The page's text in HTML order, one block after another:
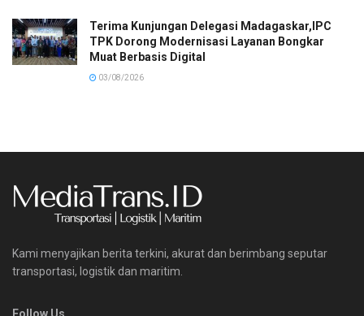
Terima Kunjungan Delegasi Madagaskar,IPC
TPK Dorong Modernisasi Layanan Bongkar
Muat Berbasis Digital
03/08/2026
Kami menyajikan berita terkini, akurat dan berimbang seputar
transportasi, logistik dan maritim.
Follow Us